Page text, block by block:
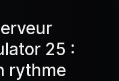
25 :
rythme